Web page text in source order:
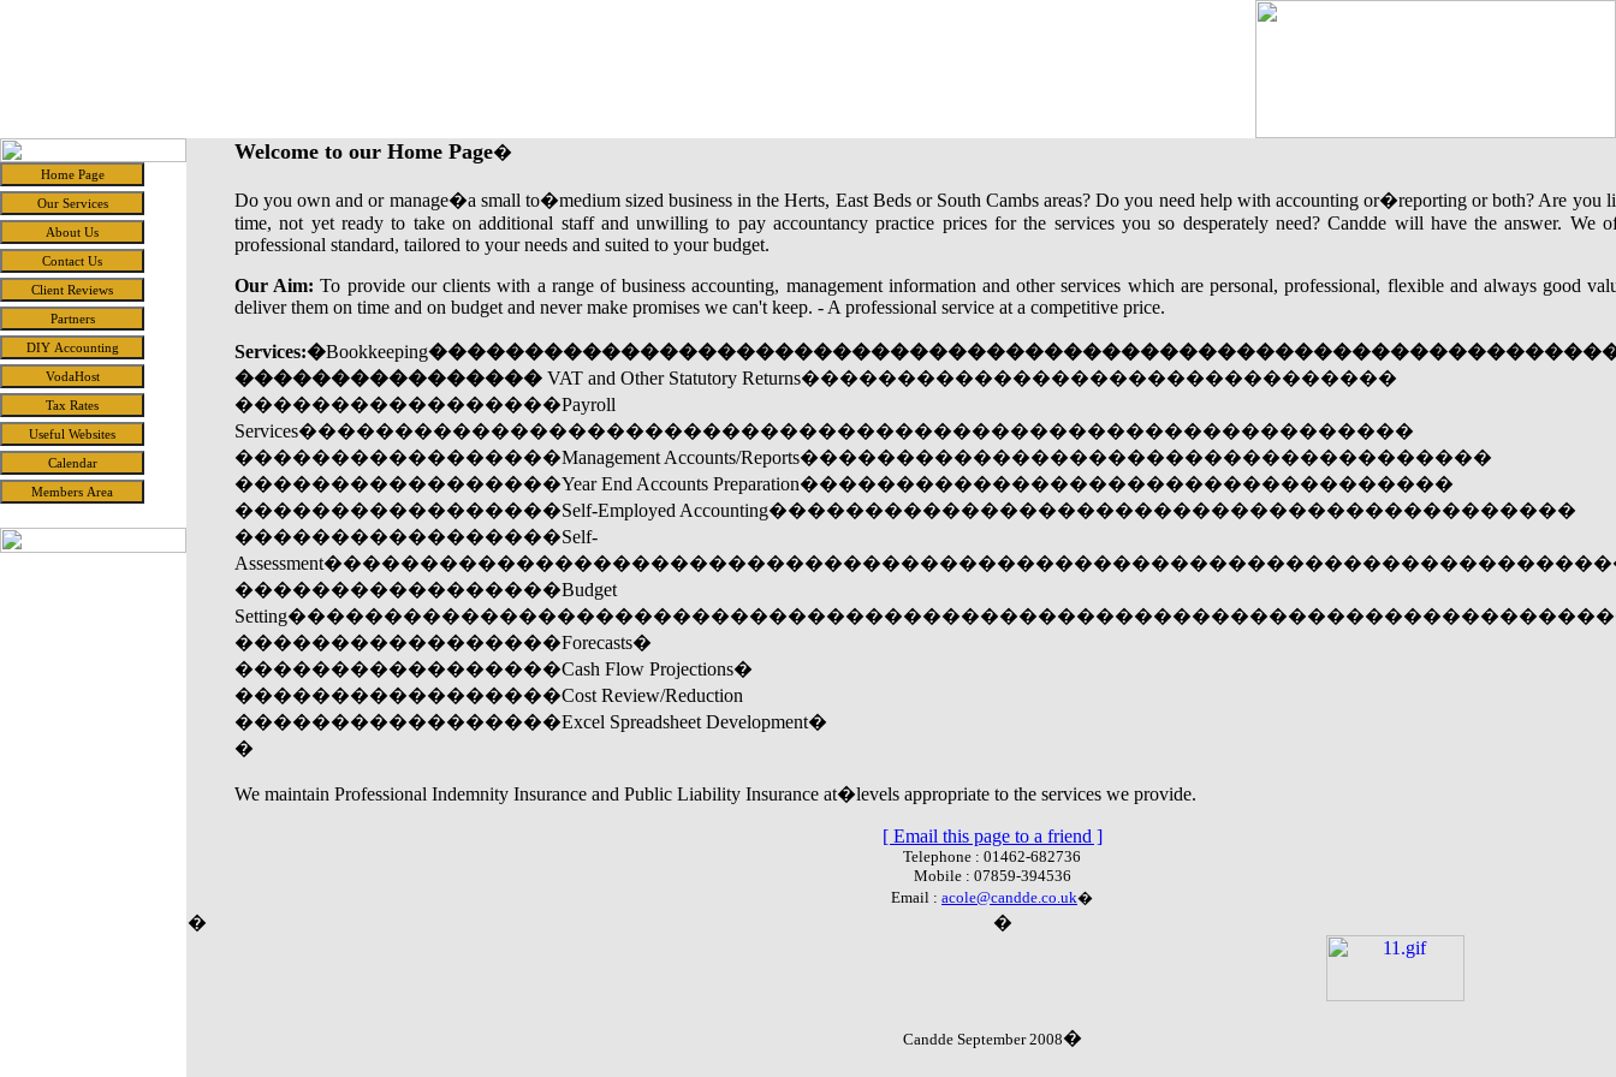
Welcome to our Home Page�
Do you own and or manage�a small to�medium sized business in the Herts, East Beds or South Cambs areas? Do you need help with accounting or�reporting or both? Are you
time, not yet ready to take on additional staff and unwilling to pay accountancy practice prices for the services you so desperately need? Candde will have the answer. We
professional standard, tailored to your needs and suited to your budget.
Our Aim: To provide our clients with a range of business accounting, management information and other services which are personal, professional, flexible and always good
deliver them on time and on budget and never make promises we can't keep. - A professional service at a competitive price.
Services:�Bookkeeping
���������������� VAT and Other Statutory Returns�������������������������������
�����������������Payroll
Services����������������������������������������������������������
�����������������Management Accounts/Reports������������������������������������
�����������������Year End Accounts Preparation����������������������������������
�����������������Self-Employed Accounting������������������������������������������
�����������������Self-
�����������������Budget
�����������������Forecasts�
�����������������Cash Flow Projections�
�����������������Cost Review/Reduction
�����������������Excel Spreadsheet Development�
�
We maintain Professional Indemnity Insurance and Public Liability Insurance at�levels appropriate to the services we provide.
[ Email this page to a friend ]
Telephone : 01462-682736
Mobile : 07859-394536
Email : acole@candde.co.uk�
� �
Candde September 2008�